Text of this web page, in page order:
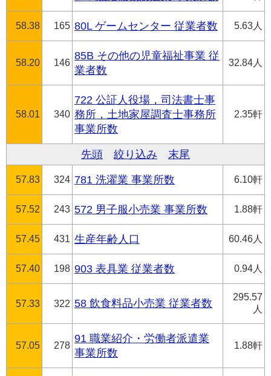
58.38 165 80L ゲームセンター 従業者数 5.63人
58.20 146
85B その他の児童福祉事業 従
業者数
32.84人
58.01 340
722 公証人役場，司法書士事
務所，土地家屋調査士事務所
事業所数
2.35軒
先頭 絞り込み 末尾
57.83 324 781 洗濯業 事業所数 6.10軒
57.52 243 572 男子服小売業 事業所数 1.88軒
57.45 431 生産年齢人口 60.46人
57.40 198 903 表具業 従業者数 0.94人
57.33 322 58 飲食料品小売業 従業者数
295.57
人
57.05 278
91 職業紹介・労働者派遣業
事業所数
1.88軒